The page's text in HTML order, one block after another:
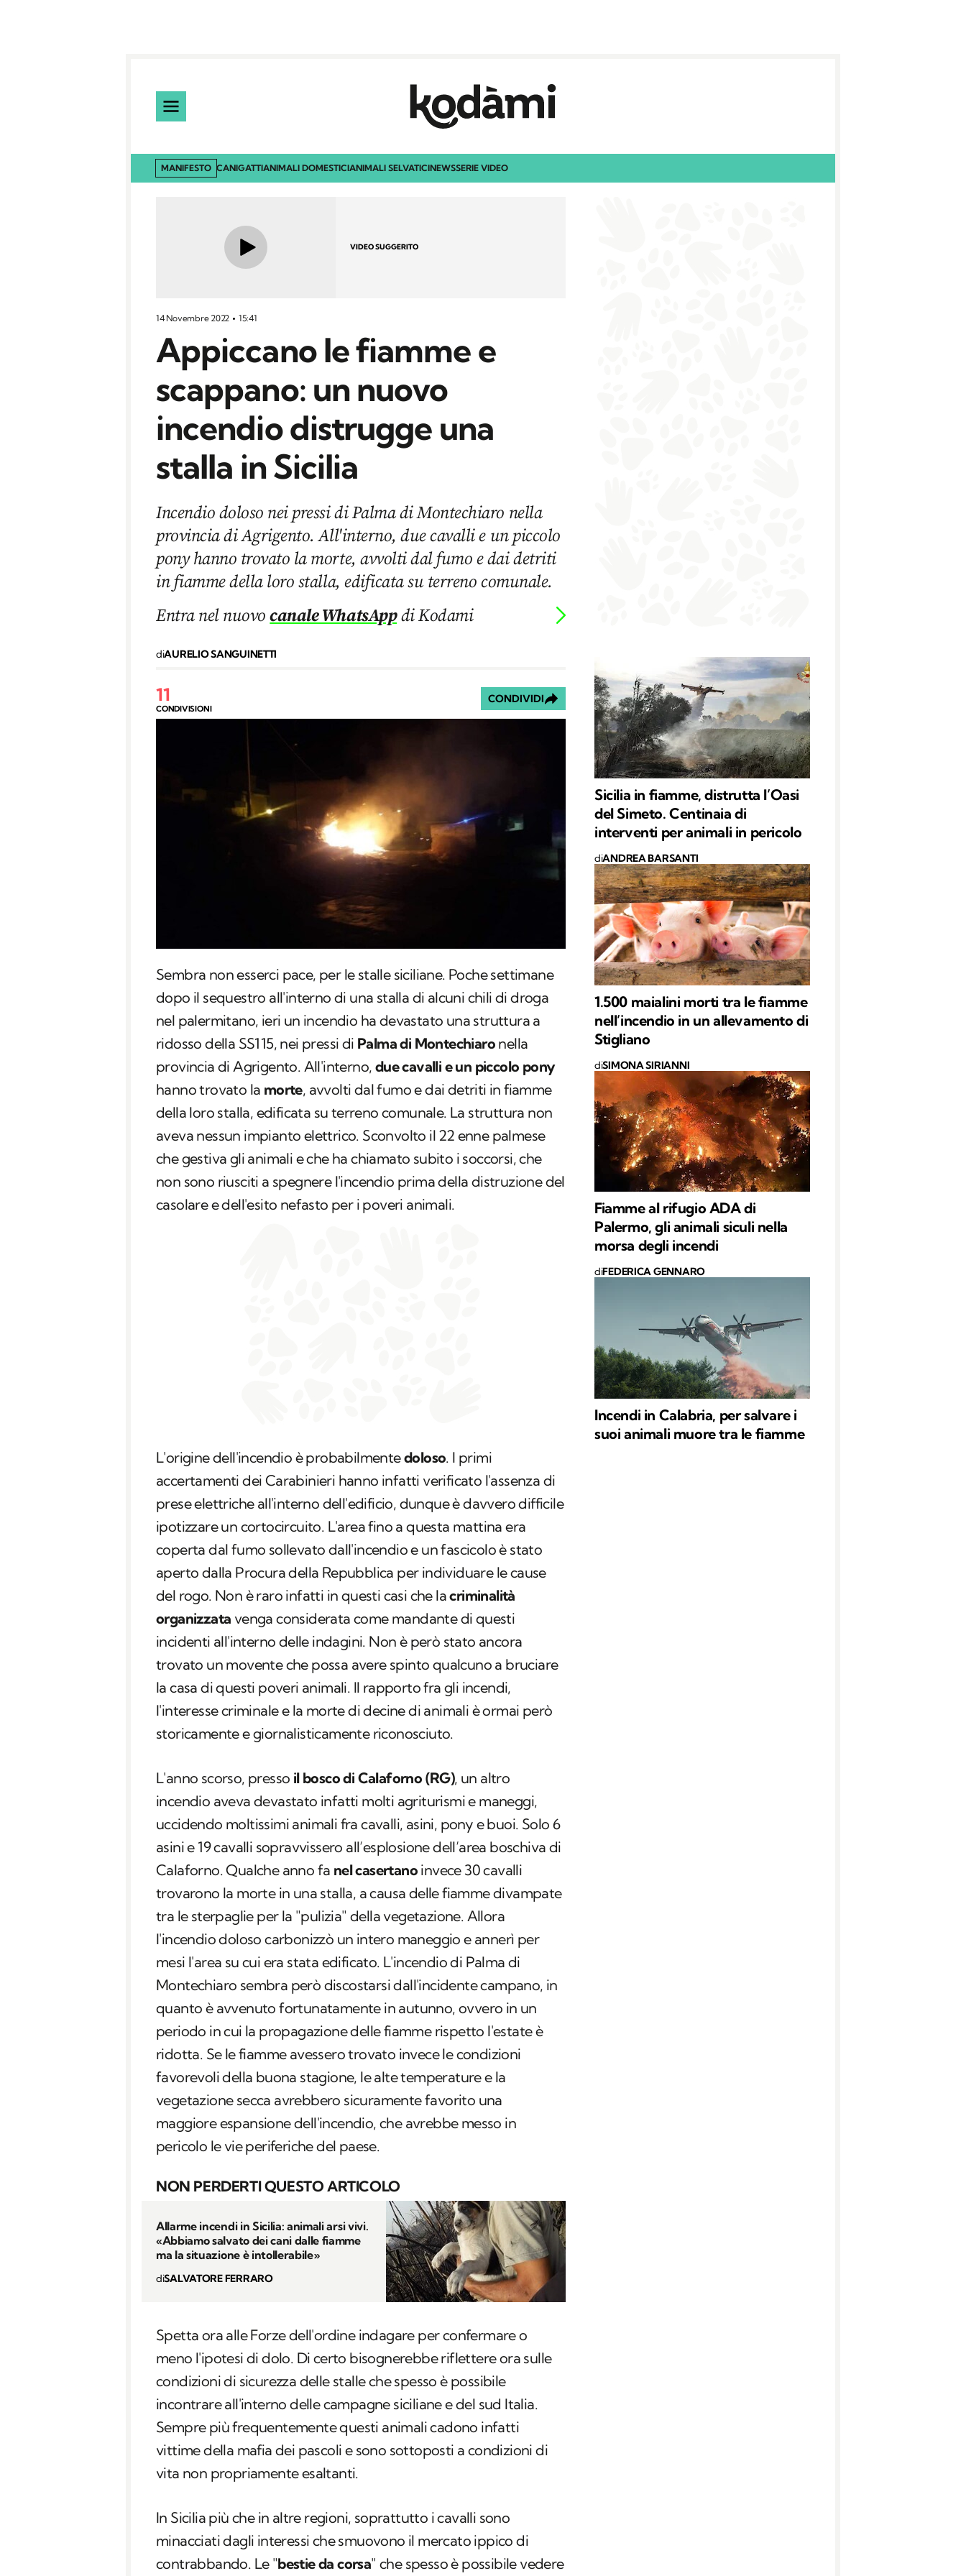
MANIFESTO CANIGATTIANIMALI DOMESTICIANIMALI SELVATICINEWSSERIE VIDEO
VIDEO SUGGERITO
14 Novembre 2022 15:41
Appiccano le fiamme e
scappano: un nuovo
incendio distrugge una
stalla in Sicilia
Incendio doloso nei pressi di Palma di Montechiaro nella
provincia di Agrigento. All'interno, due cavalli e un piccolo
pony hanno trovato la morte, avvolti dal fumo e dai detriti
in fiamme della loro stalla, edificata su terreno comunale.
Entra nel nuovocanale WhatsAppdi Kodami
diAURELIO SANGUINETTI
11
CONDIVISIONI
CONDIVIDI
Sembra non esserci pace, per le stalle siciliane. Poche settimane
dopo il sequestro all'interno di una stalla di alcuni chili di droga
nel palermitano, ieri un incendio ha devastato una struttura a
ridosso della SS115, nei pressi di Palma di Montechiaro nella
provincia di Agrigento. All'interno, due cavalli e un piccolo pony
hanno trovato la morte, avvolti dal fumo e dai detriti in fiamme
della loro stalla, edificata su terreno comunale. La struttura non
aveva nessun impianto elettrico. Sconvolto il 22 enne palmese
che gestiva gli animali e che ha chiamato subito i soccorsi, che
non sono riusciti a spegnere l'incendio prima della distruzione del
casolare e dell'esito nefasto per i poveri animali.
L'origine dell'incendio è probabilmentedoloso. I primi
accertamenti dei Carabinieri hanno infatti verificato l'assenza di
prese elettriche all'interno dell'edificio, dunque è davvero difficile
ipotizzare un cortocircuito. L'area fino a questa mattina era
coperta dal fumo sollevato dall'incendio e un fascicolo è stato
aperto dalla Procura della Repubblica per individuare le cause
del rogo. Non è raro infatti in questi casi che lacriminalità
organizzata venga considerata come mandante di questi
incidenti all'interno delle indagini. Non è però stato ancora
trovato un movente che possa avere spinto qualcuno a bruciare
la casa di questi poveri animali. Il rapporto fra gli incendi,
l'interesse criminale e la morte di decine di animali è ormai però
storicamente e giornalisticamente riconosciuto.
L'anno scorso, presso il bosco di Calaforno (RG), un altro
incendio aveva devastato infatti molti agriturismi e maneggi,
uccidendo moltissimi animali fra cavalli, asini, pony e buoi. Solo 6
asini e 19 cavalli sopravvissero all’esplosione dell’area boschiva di
Calaforno. Qualche anno fa nel casertano invece 30 cavalli
trovarono la morte in una stalla, a causa delle fiamme divampate
tra le sterpaglie per la "pulizia" della vegetazione. Allora
l'incendio doloso carbonizzò un intero maneggio e annerì per
mesi l'area su cui era stata edificato. L'incendio di Palma di
Montechiaro sembra però discostarsi dall'incidente campano, in
quanto è avvenuto fortunatamente in autunno, ovvero in un
periodo in cui la propagazione delle fiamme rispetto l'estate è
ridotta. Se le fiamme avessero trovato invece le condizioni
favorevoli della buona stagione, le alte temperature e la
vegetazione secca avrebbero sicuramente favorito una
maggiore espansione dell'incendio, che avrebbe messo in
pericolo le vie periferiche del paese.
NON PERDERTI QUESTO ARTICOLO
Allarme incendi in Sicilia: animali arsi vivi.
«Abbiamo salvato dei cani dalle fiamme
ma la situazione è intollerabile»
diSALVATORE FERRARO
Spetta ora alle Forze dell'ordine indagare per confermare o
meno l'ipotesi di dolo. Di certo bisognerebbe riflettere ora sulle
condizioni di sicurezza delle stalle che spesso è possibile
incontrare all'interno delle campagne siciliane e del sud Italia.
Sempre più frequentemente questi animali cadono infatti
vittime della mafia dei pascoli e sono sottoposti a condizioni di
vita non propriamente esaltanti.
In Sicilia più che in altre regioni, soprattutto i cavalli sono
minacciati dagli interessi che smuovono il mercato ippico di
contrabbando. Le "bestie da corsa" che spesso è possibile vedere
Sicilia in fiamme, distrutta l’Oasi
del Simeto. Centinaia di
interventi per animali in pericolo
diANDREA BARSANTI
1.500 maialini morti tra le fiamme
nell’incendio in un allevamento di
Stigliano
diSIMONA SIRIANNI
Fiamme al rifugio ADA di
Palermo, gli animali siculi nella
morsa degli incendi
diFEDERICA GENNARO
Incendi in Calabria, per salvare i
suoi animali muore tra le fiamme